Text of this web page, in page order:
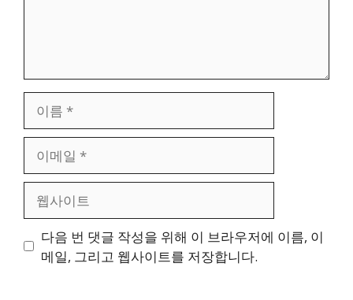
일
트
다음 번 댓글 작성을 위해 이 브라우저에 이름, 이
메일, 그리고 웹사이트를 저장합니다.